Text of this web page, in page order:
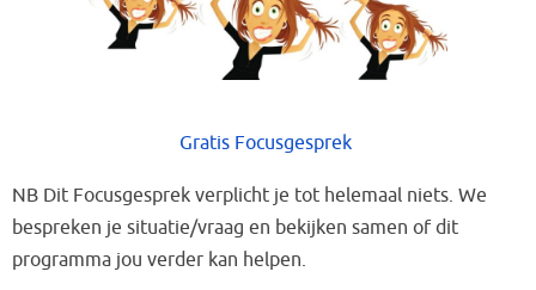
Gratis Focusgesprek
NB Dit Focusgesprek verplicht je tot helemaal niets. We
bespreken je situatie/vraag en bekijken samen of dit
programma jou verder kan helpen.